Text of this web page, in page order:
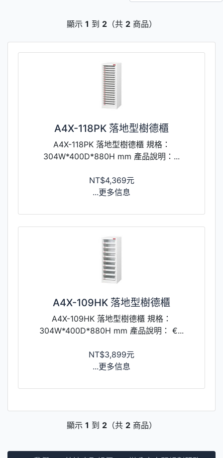
顯示 1 到 2（共 2商品）
A4X-118PK 落地型樹德櫃
A4X-118PK 落地型樹德櫃 規格：
304W*400D*880H mm 產品說明：...
NT$4,369元
...更多信息
A4X-109HK 落地型樹德櫃
A4X-109HK 落地型樹德櫃 規格：
304W*400D*880H mm 產品說明： €...
NT$3,899元
...更多信息
顯示 1 到 2（共 2商品）